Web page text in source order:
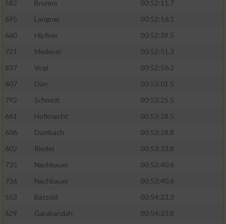
582
Brunno
00:52:11.7
695
Langner
00:52:16.1
660
Hipfner
00:52:39.5
721
Mederer
00:52:51.3
837
Vogl
00:52:56.2
607
Dürr
00:53:01.5
792
Schmidt
00:53:25.5
661
Hofknecht
00:53:28.5
606
Dumbach
00:53:28.8
602
Riedel
00:53:33.8
735
Nachbauer
00:53:40.6
736
Nachbauer
00:53:40.6
553
Bätzold
00:54:23.3
629
Garabandah
00:54:23.8
Verwendung reduzierter Daten zur Auswahl
von Werbeanzeigen
Werbung
personalisierter Werbung
von Inhalten
personalisierter Inhalte
Messung der Werbeleistung